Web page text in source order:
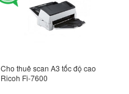
Cho thuê scan A3 tốc độ cao
Ricoh Fi-7600